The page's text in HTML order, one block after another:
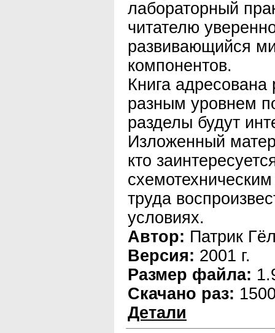
лабораторный
читателю
развивающийся
компонентов.
Книга
разным уровнем
разделы будут
Изложенный
кто
труда
условиях.
Автор: Патрик
Версия: 2001 г.
Размер файла:
Скачано раз:
Детали